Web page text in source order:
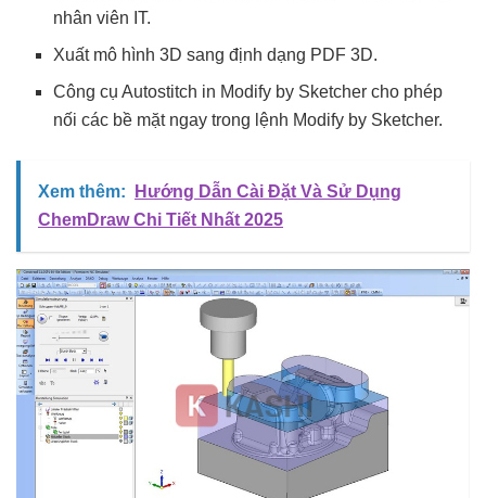
nhân viên IT.
Xuất mô hình 3D sang định dạng PDF 3D.
Công cụ Autostitch in Modify by Sketcher cho phép
nối các bề mặt ngay trong lệnh Modify by Sketcher.
Xem thêm:
Hướng Dẫn Cài Đặt Và Sử Dụng
ChemDraw Chi Tiết Nhất 2025